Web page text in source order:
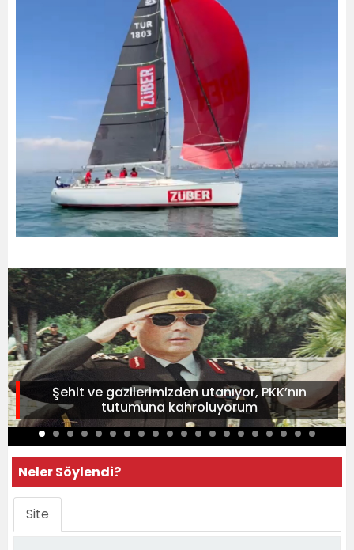
Şehit ve gazilerimizden utanıyor, PKK’nın
tutumuna kahroluyorum
Neler Söylendi?
Site